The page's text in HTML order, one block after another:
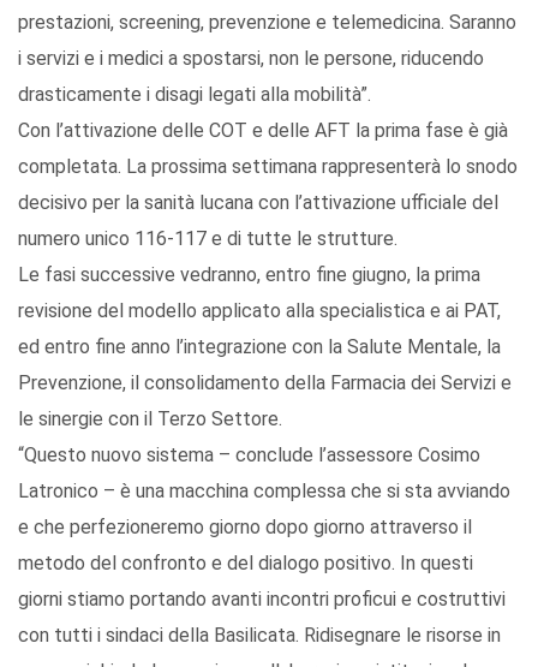
prestazioni, screening, prevenzione e telemedicina. Saranno
i servizi e i medici a spostarsi, non le persone, riducendo
drasticamente i disagi legati alla mobilità”.
Con l’attivazione delle COT e delle AFT la prima fase è già
completata. La prossima settimana rappresenterà lo snodo
decisivo per la sanità lucana con l’attivazione ufficiale del
numero unico 116-117 e di tutte le strutture.
Le fasi successive vedranno, entro fine giugno, la prima
revisione del modello applicato alla specialistica e ai PAT,
ed entro fine anno l’integrazione con la Salute Mentale, la
Prevenzione, il consolidamento della Farmacia dei Servizi e
le sinergie con il Terzo Settore.
“Questo nuovo sistema – conclude l’assessore Cosimo
Latronico – è una macchina complessa che si sta avviando
e che perfezioneremo giorno dopo giorno attraverso il
metodo del confronto e del dialogo positivo. In questi
giorni stiamo portando avanti incontri proficui e costruttivi
con tutti i sindaci della Basilicata. Ridisegnare le risorse in